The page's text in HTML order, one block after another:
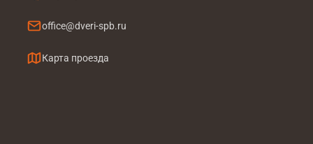
office@dveri-spb.ru
Карта проезда